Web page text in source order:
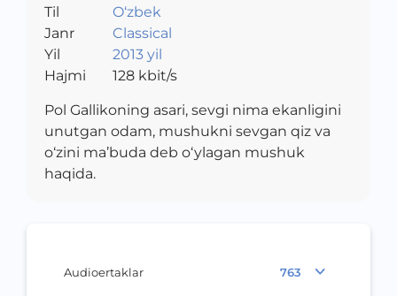
Audioertaklar 763
Til
O‘zbek
Janr
Classical
Yil
2013 yil
Hajmi
128kbit/s
Pol Gallikoning asari, sevgi nima ekanligini
unutgan odam, mushukni sevgan qiz va
o‘zini ma’buda deb o‘ylagan mushuk
haqida.